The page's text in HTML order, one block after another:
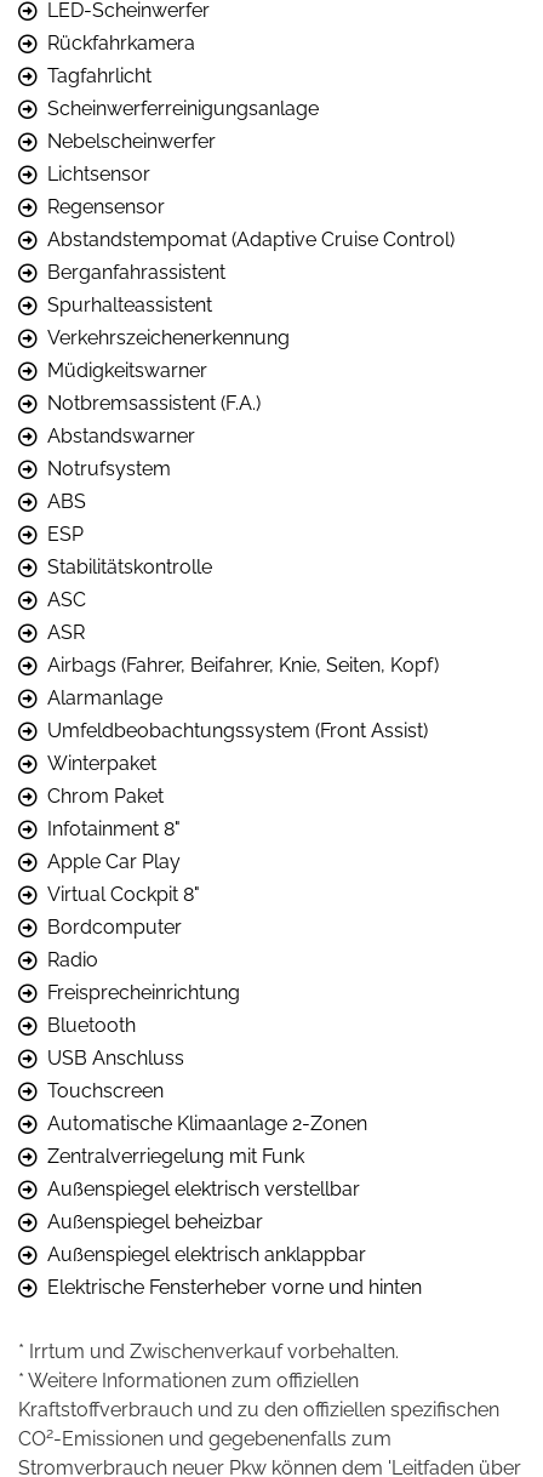
LED-Scheinwerfer
Rückfahrkamera
Tagfahrlicht
Scheinwerferreinigungsanlage
Nebelscheinwerfer
Lichtsensor
Regensensor
Abstandstempomat (Adaptive Cruise Control)
Berganfahrassistent
Spurhalteassistent
Verkehrszeichenerkennung
Müdigkeitswarner
Notbremsassistent (F.A.)
Abstandswarner
Notrufsystem
ABS
ESP
Stabilitätskontrolle
ASC
ASR
Airbags (Fahrer, Beifahrer, Knie, Seiten, Kopf)
Alarmanlage
Umfeldbeobachtungssystem (Front Assist)
Winterpaket
Chrom Paket
Infotainment 8"
Apple Car Play
Virtual Cockpit 8"
Bordcomputer
Radio
Freisprecheinrichtung
Bluetooth
USB Anschluss
Touchscreen
Automatische Klimaanlage 2-Zonen
Zentralverriegelung mit Funk
Außenspiegel elektrisch verstellbar
Außenspiegel beheizbar
Außenspiegel elektrisch anklappbar
Elektrische Fensterheber vorne und hinten
* Irrtum und Zwischenverkauf vorbehalten.
* Weitere Informationen zum offiziellen
Kraftstoffverbrauch und zu den offiziellen spezifischen
CO2-Emissionen und gegebenenfalls zum
Stromverbrauch neuer Pkw können dem 'Leitfaden über